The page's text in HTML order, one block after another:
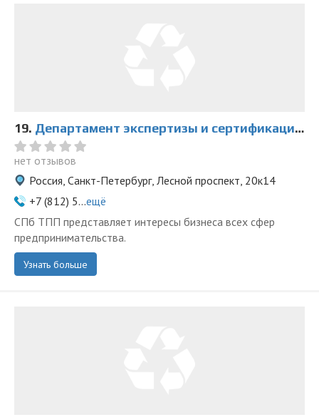
19. Департамент экспертизы и сертификации СПб ТПП
нет отзывов
Россия, Санкт-Петербург, Лесной проспект, 20к14
+7 (812) 5...ещё
СПб ТПП представляет интересы бизнеса всех сфер
предпринимательства.
Узнать больше